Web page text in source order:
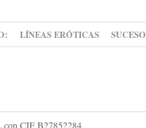
LÍNEAS ERÓTICAS
con CIF B27852284